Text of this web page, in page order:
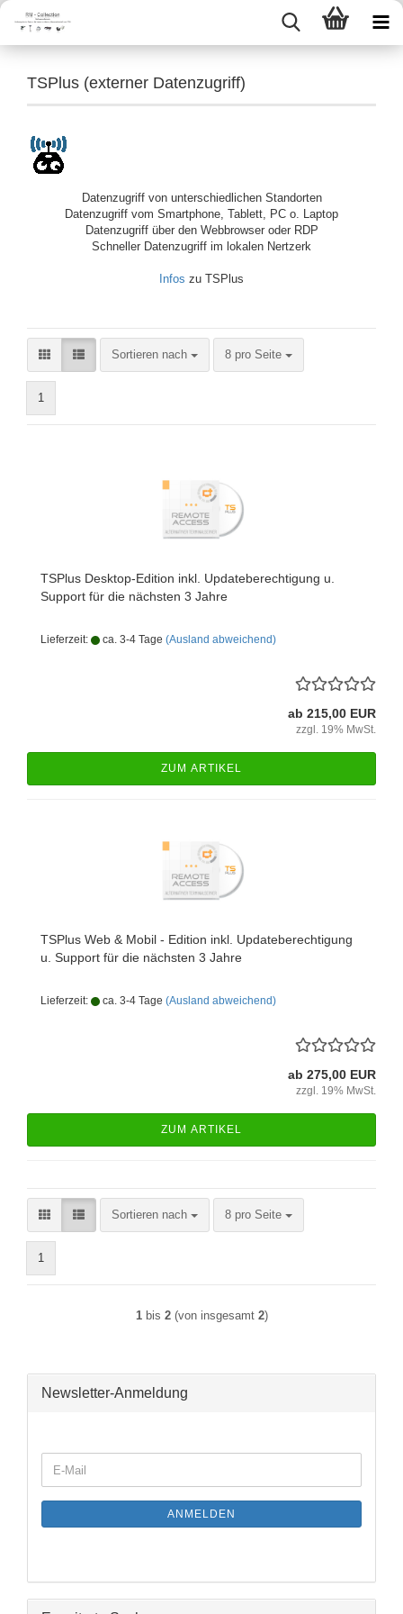
TSPlus (externer Datenzugriff)
Datenzugriff von unterschiedlichen Standorten
Datenzugriff vom Smartphone, Tablett, PC o. Laptop
Datenzugriff über den Webbrowser oder RDP
Schneller Datenzugriff im lokalen Nertzerk
Infos zu TSPlus
Sortieren nach
Sortieren nach 8 pro Seite
pro Seite
1
TSPlus Desktop-​​Edi­ti­on inkl. Up­da­tebe­rech­ti­gung u.
Sup­port für die nächs­ten 3 Jahre
Lieferzeit: ca. 3-4 Tage (Ausland abweichend)
ab 215,00 EUR
zzgl. 19% MwSt.
ZUM ARTIKEL
TSPlus Web & Mobil - Edi­ti­on inkl. Up­da­tebe­rech­ti­gung
u. Sup­port für die nächs­ten 3 Jahre
Lieferzeit: ca. 3-4 Tage (Ausland abweichend)
ab 275,00 EUR
zzgl. 19% MwSt.
ZUM ARTIKEL
Sortieren nach
Sortieren nach 8 pro Seite
pro Seite
1
1bis 2(von insgesamt 2)
Newsletter-Anmeldung
ZUR
E-
Mail
ANMELDEN